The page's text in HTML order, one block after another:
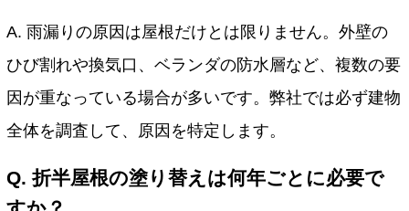
A. 雨漏りの原因は屋根だけとは限りません。外壁の
ひび割れや換気口、ベランダの防水層など、複数の要
因が重なっている場合が多いです。弊社では必ず建物
全体を調査して、原因を特定します。
Q. 折半屋根の塗り替えは何年ごとに必要で